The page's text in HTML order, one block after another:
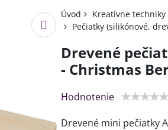
Úvod Kreatívne techniky
Pečiatky (silikónové,
Drevené
- Christmas
Hodnotenie
Drevené mini pečiatky